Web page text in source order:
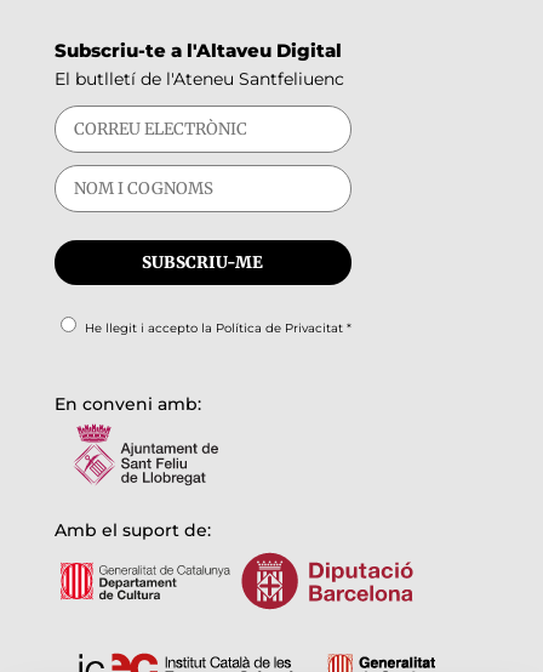
Subscriu-te a l'Altaveu Digital
El butlletí de l'Ateneu Santfeliuenc
He llegit i accepto la Política de Privacitat*
En conveni amb:
Amb el suport de: